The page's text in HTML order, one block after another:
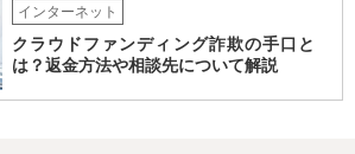
インターネット
クラウドファンディング詐欺の手口と
は？返金方法や相談先について解説